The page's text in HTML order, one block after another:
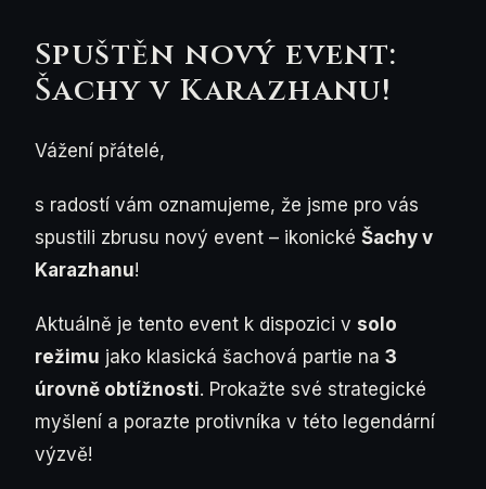
Spuštěn nový event:
Šachy v Karazhanu!
Vážení přátelé,
s radostí vám oznamujeme, že jsme pro vás
spustili zbrusu nový event – ikonické Šachy v
Karazhanu!
Aktuálně je tento event k dispozici v solo
režimu jako klasická šachová partie na 3
úrovně obtížnosti. Prokažte své strategické
myšlení a porazte protivníka v této legendární
výzvě!